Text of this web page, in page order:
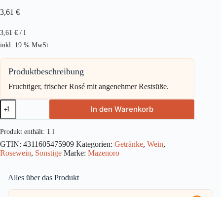
3,61 €
3,61 € / l
inkl. 19 % MwSt.
Produktbeschreibung
Fruchtiger, frischer Rosé mit angenehmer Restsüße.
Nordmazedonischer
Rosewein
lieblich
1l
Menge
In den Warenkorb
Produkt enthält: 1 l
GTIN: 4311605475909 Kategorien: Getränke, Wein,
Rosewein, Sonstige Marke: Mazenoro
Alles über das Produkt